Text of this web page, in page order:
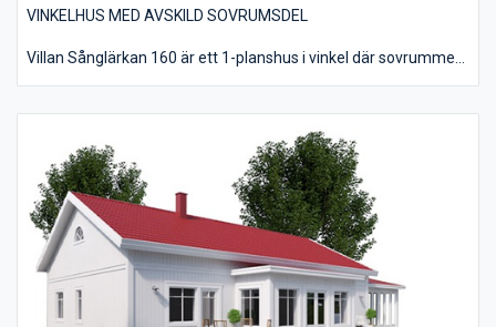
VINKELHUS MED AVSKILD SOVRUMSDEL
Villan Sånglärkan 160 är ett 1-planshus i vinkel där sovrummen
Huset är på 160 kvm i boyta och innehåller fyra stycken sovrum
som alla ligger intill allrummet. Vardagsrum, kök och matplats
ligger tillsammans i en modern öppenhet där man får en trevlig
rymdkänsla tack vare ryggåstaket i denna del. Lägg även märke
till de rymliga klädkammare som finns till förvaring.